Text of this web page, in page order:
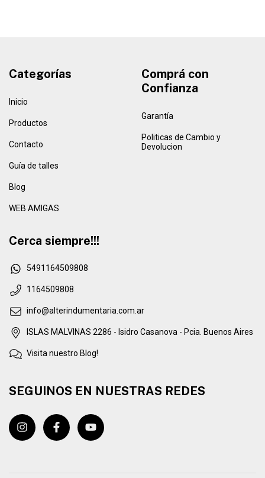
Categorías
Inicio
Productos
Contacto
Guía de talles
Blog
WEB AMIGAS
Comprá con
Confianza
Garantía
Politicas de Cambio y
Devolucion
Cerca siempre!!!
5491164509808
1164509808
info@alterindumentaria.com.ar
ISLAS MALVINAS 2286 - Isidro Casanova - Pcia. Buenos Aires
Visita nuestro Blog!
SEGUINOS EN NUESTRAS REDES